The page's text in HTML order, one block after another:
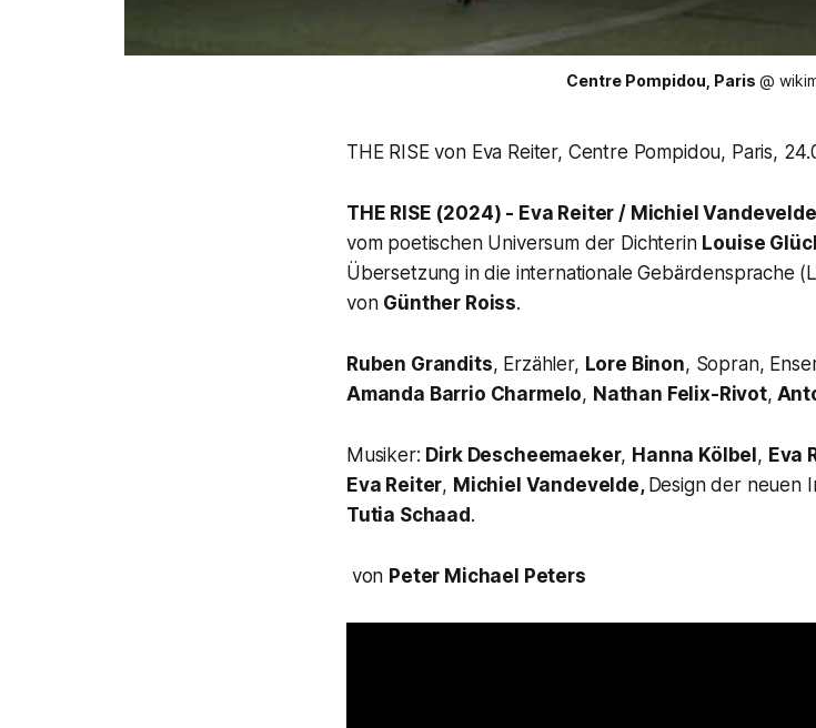
Centre Pompidou, Paris @
THE RISE von Eva Reiter, Centre Pompidou, Paris,
THE RISE (2024) - Eva Reiter / Michiel
vom poetischen Universum der Dichterin Louise
Übersetzung in die internationale Gebärdensprache
von Günther Roiss.
Ruben Grandits, Erzähler, Lore Binon, Sopran,
Amanda Barrio Charmelo, Nathan Felix-Rivot,
Musiker: Dirk Descheemaeker, Hanna Kölbel, Eva
Eva Reiter, Michiel Vandevelde, Design der neuen
Tutia Schaad.
von Peter Michael Peters